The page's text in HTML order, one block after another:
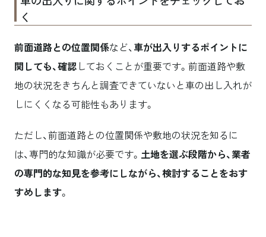
く
前面道路との位置関係など、車が出入りするポイントに
関しても、確認しておくことが重要です。前面道路や敷
地の状況をきちんと調査できていないと車の出し入れが
しにくくなる可能性もあります。
ただし、前面道路との位置関係や敷地の状況を知るに
は、専門的な知識が必要です。 土地を選ぶ段階から、業者
の専門的な知見を参考にしながら、検討することをおす
すめします。